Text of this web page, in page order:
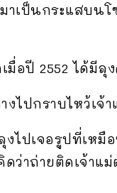
เป็นกระแสบนโ
มื่อปี 2552 ได้มี
งไปกราบไหว้เ
งไปเจอรูปที่เห
ว่าถ่ายติดเจ้าแม่